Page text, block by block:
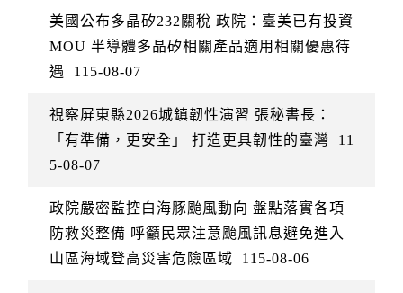
美國公布多晶矽232關稅 政院：臺美已有投資
MOU 半導體多晶矽相關產品適用相關優惠待
遇
115-08-07
視察屏東縣2026城鎮韌性演習 張秘書長：
「有準備，更安全」 打造更具韌性的臺灣
11
5-08-07
政院嚴密監控白海豚颱風動向 盤點落實各項
防救災整備 呼籲民眾注意颱風訊息避免進入
山區海域登高災害危險區域
115-08-06